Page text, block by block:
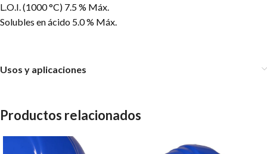
L.O.I. (1000 °C) 7.5 % Máx.
Solubles en ácido 5.0 % Máx.
Usos y aplicaciones
Productos relacionados